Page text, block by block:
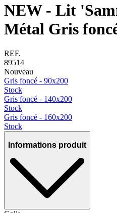
NEW - Lit
Métal Gris
REF.
89514
Nouveau
Gris foncé - 90x200
Stock
Gris foncé - 140x200
Stock
Gris foncé - 160x200
Stock
Informations produit